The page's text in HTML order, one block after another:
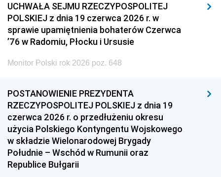
UCHWAŁA SEJMU RZECZYPOSPOLITEJ
POLSKIEJ z dnia 19 czerwca 2026 r. w
sprawie upamiętnienia bohaterów Czerwca
’76 w Radomiu, Płocku i Ursusie
Monitor Polski rok 2026 poz. 648
POSTANOWIENIE PREZYDENTA
RZECZYPOSPOLITEJ POLSKIEJ z dnia 19
czerwca 2026 r. o przedłużeniu okresu
użycia Polskiego Kontyngentu Wojskowego
w składzie Wielonarodowej Brygady
Południe – Wschód w Rumunii oraz
Republice Bułgarii